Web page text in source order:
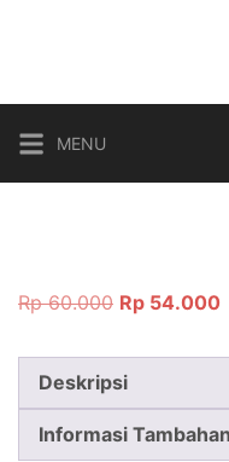
MENU
Rp60.000 Harga
adalah:
Rp 60.000.
Rp 54.000
Deskripsi
Informasi Tambahan